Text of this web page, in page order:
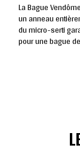
La Bague
un anneau
du micro-serti
pour une bague